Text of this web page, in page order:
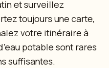
et surveillez
toujours une carte,
votre itinéraire à
potable sont rares
suffisantes.